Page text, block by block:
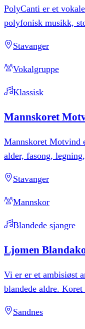
PolyCanti er et
polyfonisk musikk,
Stavanger
Vokalgruppe
Klassisk
Mannskoret
Mannskoret Motvind
alder, fasong,
Stavanger
Mannskor
Blandede sjangre
Ljomen
Vi er er et ambisiøst
blandede aldre.
Sandnes